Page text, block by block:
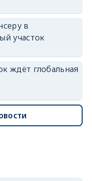
в
участок
ждёт глобальная